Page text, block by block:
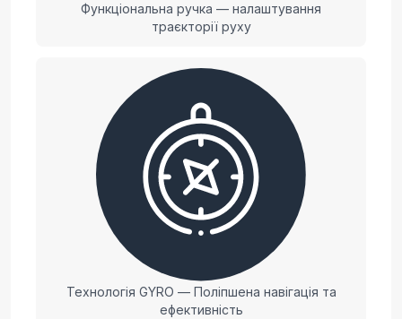
Функціональна ручка — налаштування
траєкторії руху
Технологія GYRO — Поліпшена навігація та
ефективність